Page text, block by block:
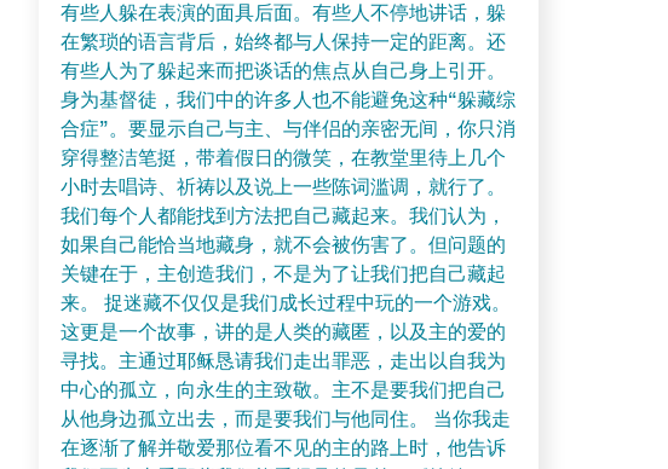
有些人躲在表演的面具后面。有些人不停地讲话，躲
在繁琐的语言背后，始终都与人保持一定的距离。还
有些人为了躲起来而把谈话的焦点从自己身上引开。
身为基督徒，我们中的许多人也不能避免这种“躲藏综
合症”。要显示自己与主、与伴侣的亲密无间，你只消
穿得整洁笔挺，带着假日的微笑，在教堂里待上几个
小时去唱诗、祈祷以及说上一些陈词滥调，就行了。
我们每个人都能找到方法把自己藏起来。我们认为，
如果自己能恰当地藏身，就不会被伤害了。但问题的
关键在于，主创造我们，不是为了让我们把自己藏起
来。 捉迷藏不仅仅是我们成长过程中玩的一个游戏。
这更是一个故事，讲的是人类的藏匿，以及主的爱的
寻找。主通过耶稣恳请我们走出罪恶，走出以自我为
中心的孤立，向永生的主致敬。主不是要我们把自己
从他身边孤立出去，而是要我们与他同住。 当你我走
在逐渐了解并敬爱那位看不见的主的路上时，他告诉